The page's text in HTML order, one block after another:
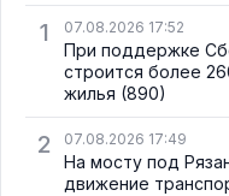
1
07.08.2026 17:52
При поддержке
строится более
жилья (890)
2 07.08.2026 17:49
На мосту под
движение